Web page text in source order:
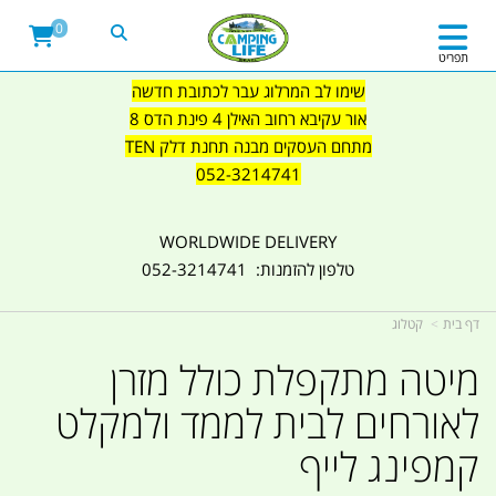
שימו לב המרלוג עבר לכתובת חדשה
אור עקיבא רחוב האילן 4 פינת הדס 8
מתחם העסקים מבנה תחנת דלק TEN
052-3214741
WORLDWIDE DELIVERY
טלפון להזמנות: 052-3214741
תפריט
0
דף בית קטלוג
מיטה מתקפלת כולל מזרן
לאורחים לבית לממד ולמקלט
קמפינג לייף